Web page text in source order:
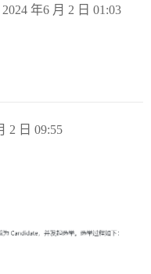
2024 年6 月 2 日 01:03
2 日 09:55